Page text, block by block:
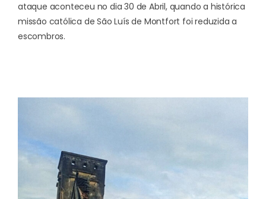
ataque aconteceu no dia 30 de Abril, quando a histórica
missão católica de São Luís de Montfort foi reduzida a
escombros.